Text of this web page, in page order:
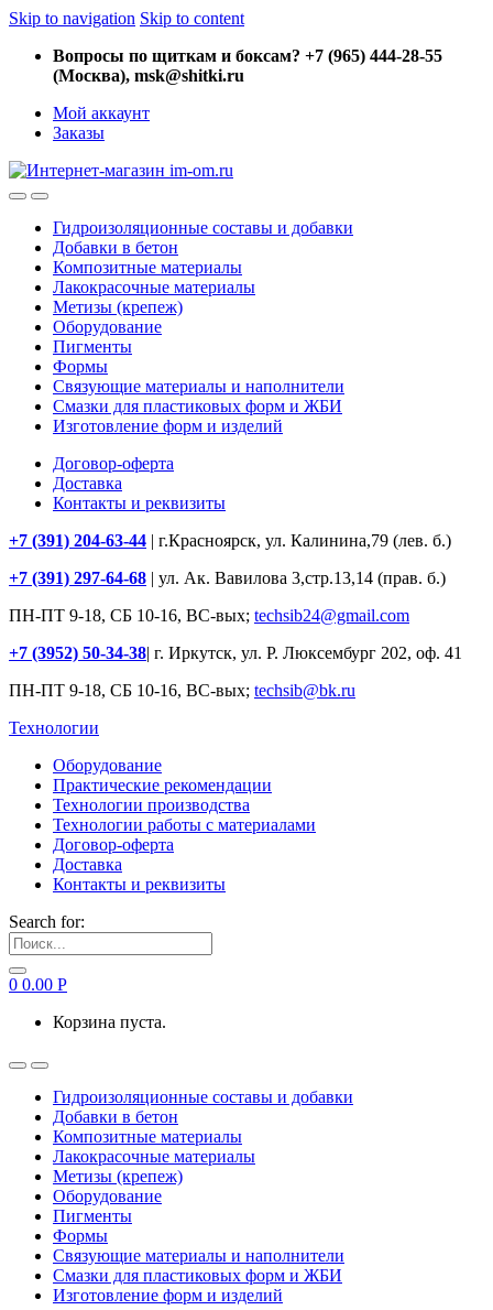
Skip to navigation Skip to content
Вопросы по щиткам и боксам? +7 (965) 444-28-55
(Москва), msk@shitki.ru
Мой аккаунт
Заказы
Гидроизоляционные составы и добавки
Добавки в бетон
Композитные материалы
Лакокрасочные материалы
Метизы (крепеж)
Оборудование
Пигменты
Формы
Связующие материалы и наполнители
Смазки для пластиковых форм и ЖБИ
Изготовление форм и изделий
Договор-оферта
Доставка
Контакты и реквизиты
+7 (391) 204-63-44 | г.Красноярск, ул. Калинина,79 (лев. б.)
+7 (391) 297-64-68 | ул. Ак. Вавилова 3,стр.13,14 (прав. б.)
ПН-ПТ 9-18, СБ 10-16, ВС-вых; techsib24@gmail.com
+7 (3952) 50-34-38| г. Иркутск, ул. Р. Люксембург 202, оф. 41
ПН-ПТ 9-18, СБ 10-16, ВС-вых; techsib@bk.ru
Технологии
Оборудование
Практические рекомендации
Технологии производства
Технологии работы с материалами
Договор-оферта
Доставка
Контакты и реквизиты
Search for:
0 0.00 Р
Корзина пуста.
Гидроизоляционные составы и добавки
Добавки в бетон
Композитные материалы
Лакокрасочные материалы
Метизы (крепеж)
Оборудование
Пигменты
Формы
Связующие материалы и наполнители
Смазки для пластиковых форм и ЖБИ
Изготовление форм и изделий